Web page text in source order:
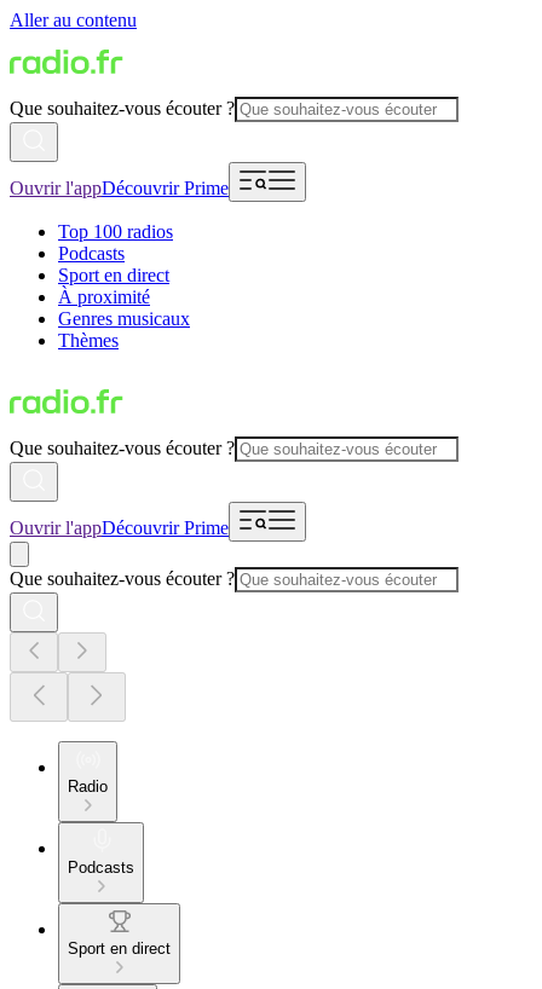
Aller au contenu
Que souhaitez-vous écouter ?
Ouvrir l'appDécouvrir Prime
Top 100 radios
Podcasts
Sport en direct
À proximité
Genres musicaux
Thèmes
Que souhaitez-vous écouter ?
Ouvrir l'appDécouvrir Prime
Que souhaitez-vous écouter ?
Radio
Podcasts
Sport en direct